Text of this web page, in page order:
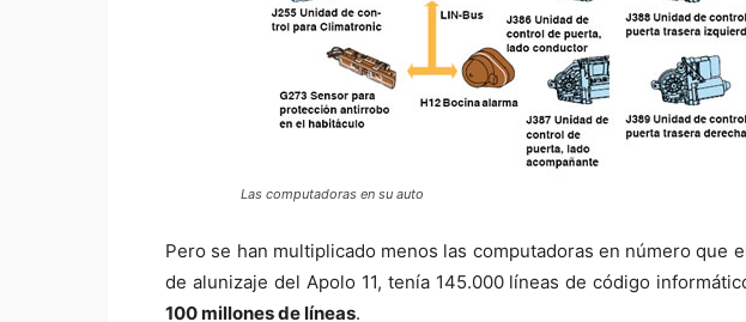
Las computadoras en su auto
Pero se han multiplicado menos las computadoras en número que
de alunizaje del Apolo 11, tenía 145.000 líneas de código
100 millones de líneas.